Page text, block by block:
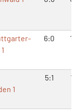
6:0
1
5:1